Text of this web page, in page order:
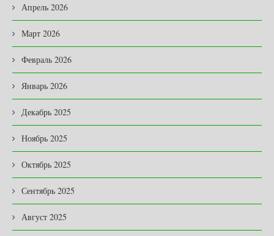
Апрель 2026
Март 2026
Февраль 2026
Январь 2026
Декабрь 2025
Ноябрь 2025
Октябрь 2025
Сентябрь 2025
Август 2025